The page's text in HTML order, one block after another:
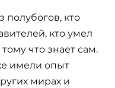
полубогов, кто
кто умел
что знает сам.
имели опыт
мирах и